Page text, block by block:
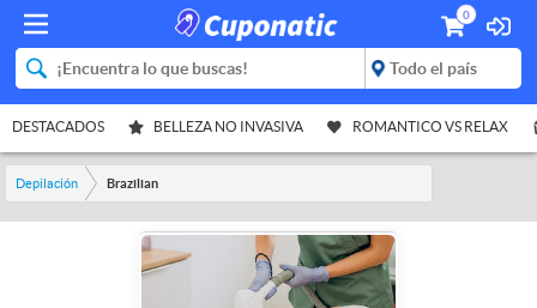
0
DESTACADOS BELLEZA NO INVASIVA ROMANTICO VS RELAX
Depilación Brazilian